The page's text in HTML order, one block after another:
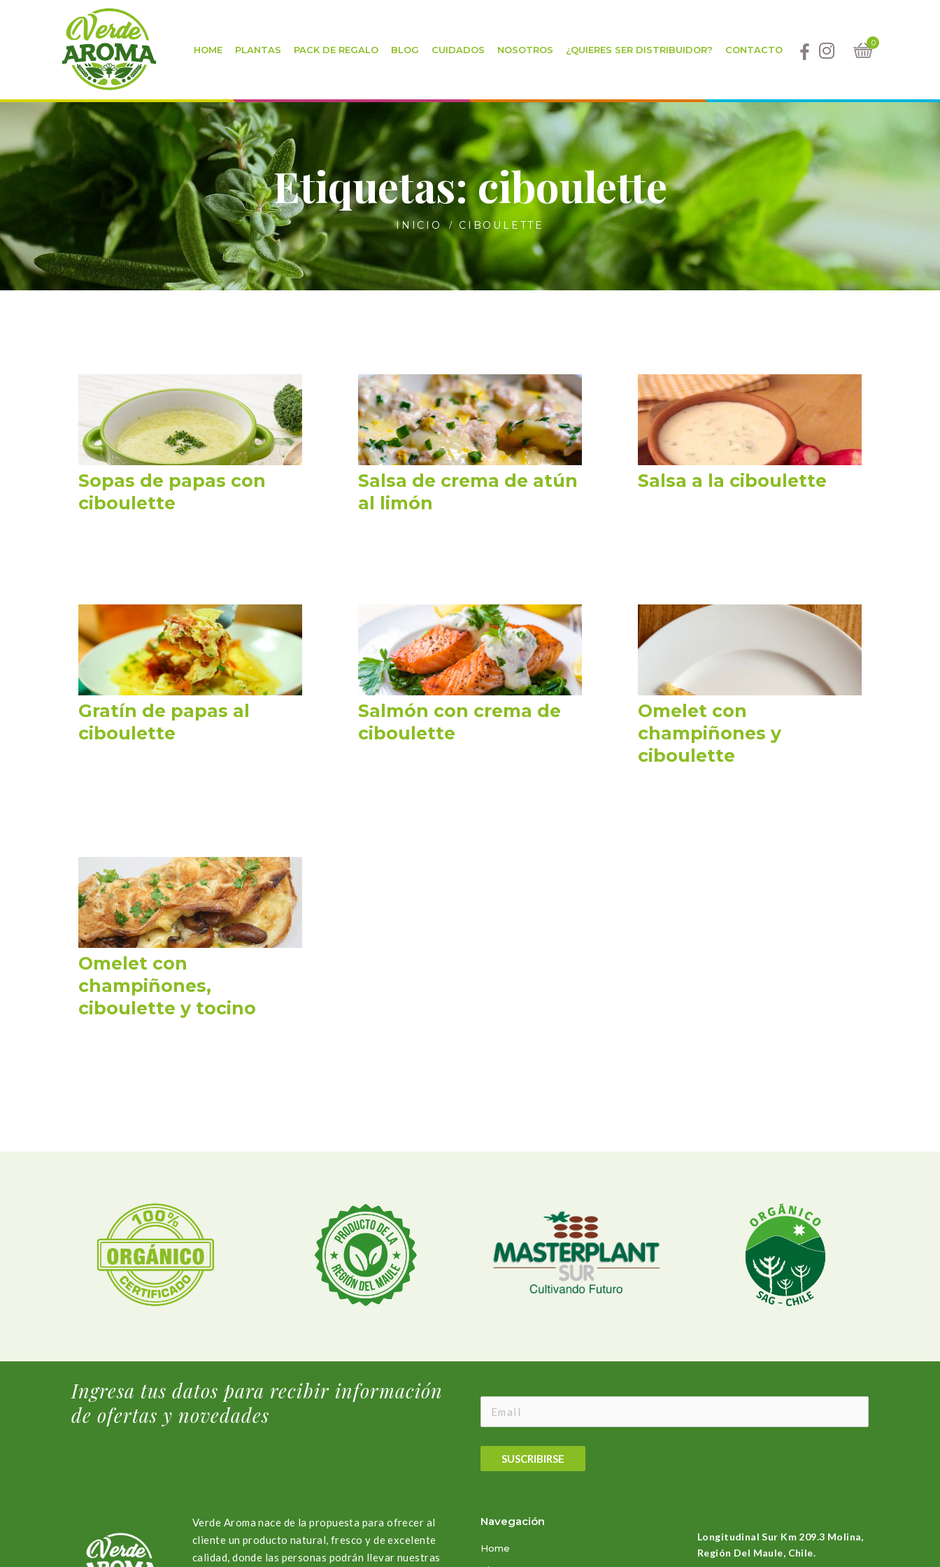
HOME PLANTAS PACK DE REGALO BLOG CUIDADOS NOSOTROS ¿QUIERES SER DISTRIBUIDOR? CONTACTO
0
Etiquetas: ciboulette
INICIO CIBOULETTE
Sopas de papas con
ciboulette
Salsa de crema de atún
al limón
Salsa a la ciboulette
Gratín de papas al
ciboulette
Salmón con crema de
ciboulette
Omelet con
champiñones y
ciboulette
Omelet con
champiñones,
ciboulette y tocino
Ingresa tus datos para recibir información
de ofertas y novedades
SUSCRIBIRSE
Verde Aroma nace de la propuesta para ofrecer al
cliente un producto natural, fresco y de excelente
calidad, donde las personas podrán llevar nuestras
Navegación
Home
Longitudinal Sur Km 209.3 Molina,
Región Del Maule, Chile.